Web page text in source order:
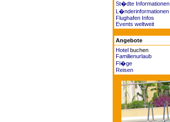
St�dte Informationen
L�nderinformationen
Flughafen Infos
Events weltweit
Angebote
Hotel buchen
Familienurlaub
Fl�ge
Reisen